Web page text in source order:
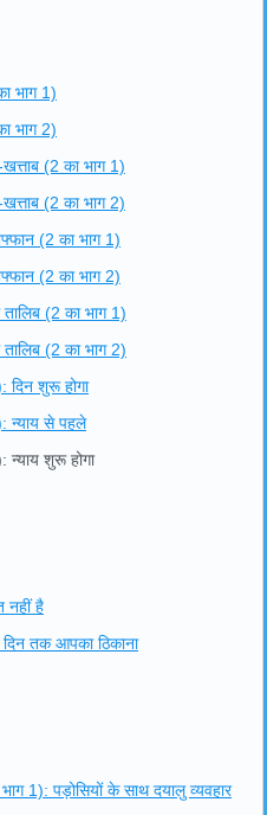
भाग 1)
भाग 2)
खत्ताब (2 का भाग 1)
खत्ताब (2 का भाग 2)
(2 का भाग 1)
(2 का भाग 2)
तालिब (2 का भाग 1)
तालिब (2 का भाग 2)
दिन शुरू होगा
न्याय से पहले
न्याय शुरू होगा
नहीं है
तक आपका ठिकाना
1): पड़ोसियों के साथ दयालु व्यवहार